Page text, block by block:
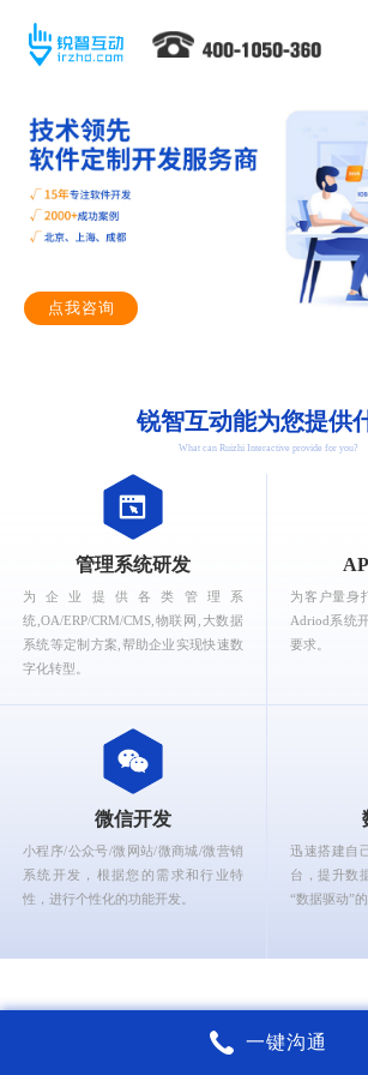
点我咨询
锐智互动能为您提供
What can Ruizhi
管理系统研发
为企业提供各类管理系
统,OA/ERP/CRM/CMS,物联网,大数据
系统等定制方案,帮助企业实现快速数
字化转型。
为客户量身
Adriod系统
要求。
微信开发
小程序/公众号/微网站/微商城/微营销
系统开发，根据您的需求和行业特
性，进行个性化的功能开发。
迅速搭建自
台，提升数
“数据驱动”
锐智互动核心能力
一键沟通